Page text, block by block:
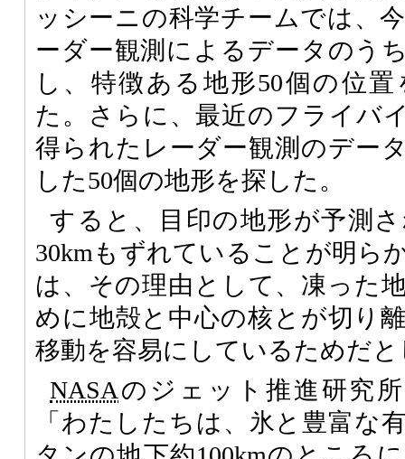
ッシーニの科学チームでは、
ーダー観測によるデータのう
し、特徴ある地形50個の位
た。さらに、最近のフライバ
得られたレーダー観測のデー
した50個の地形を探した。
すると、目印の地形が予測
30kmもずれていることが明ら
は、その理由として、凍った
めに地殻と中心の核とが切り
移動を容易にしているためだ
NASAのジェット推進研究所
「わたしたちは、氷と豊富な